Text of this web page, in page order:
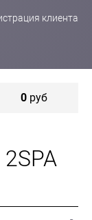
клиента
0руб